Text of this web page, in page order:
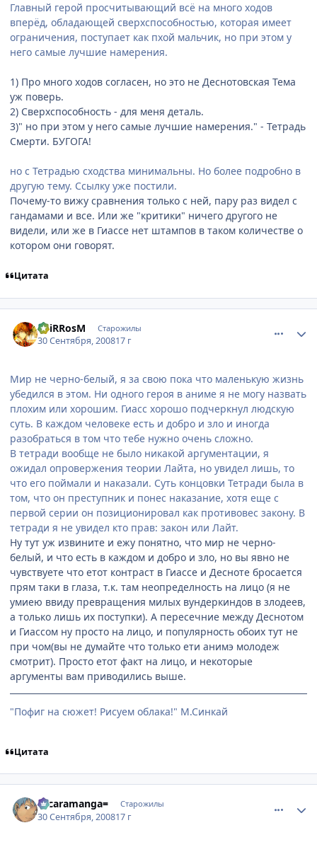
Главный герой просчитывающий всё на много ходов
вперёд, обладающей сверхспособностью, которая имеет
ограничения, поступает как пхой мальчик, но при этом у
него самые лучшие намерения.
1) Про много ходов согласен, но это не Деснотовская Тема
уж поверь.
2) Сверхспособность - для меня деталь.
3)" но при этом у него самые лучшие намерения." - Тетрадь
Смерти. БУГОГА!
но с Тетрадью сходства минимальны. Но более подробно в
другую тему. Ссылку уже постили.
Почему-то вижу сравнения только с ней, пару раз видел с
гандамами и все. Или же "критики" ничего другого не
видели, или же в Гиассе нет штампов в таком количестве о
котором они говорят.
Цитата
SpiRRosM Старожилы
30 Сентября, 200817 г
Мир не черно-белый, я за свою пока что маленькую жизнь
убедился в этом. Ни одного героя в аниме я не могу назвать
плохим или хорошим. Гиасс хорошо подчеркнул людскую
суть. В каждом человеке есть и добро и зло и иногда
разобраться в том что тебе нужно очень сложно.
В тетради вообще не было никакой аргументации, я
ожидал опровержения теории Лайта, но увидел лишь, то
что его поймали и наказали. Суть концовки Тетради была в
том, что он преступник и понес наказание, хотя еще с
первой серии он позиционировал как противовес закону. В
тетради я не увидел кто прав: закон или Лайт.
Ну тут уж извините и ежу понятно, что мир не черно-
белый, и что есть в каждом и добро и зло, но вы явно не
чувствуете что етот контраст в Гиассе и Десноте бросается
прям таки в глаза, т.к. там неопределность на лицо (я не
умиею ввиду превращения милых вундеркиндов в злодеев,
а только лишь их поступки). А пересечние между Деснотом
и Гиассом ну просто на лицо, и популярность обоих тут не
при чом(вы не думайте что только ети анимэ молодеж
смотрит). Просто етот факт на лицо, и некоторые
аргументы вам приводились выше.
"Пофиг на сюжет! Рисуем облака!" М.Синкай
Цитата
=scaramanga= Старожилы
30 Сентября, 200817 г